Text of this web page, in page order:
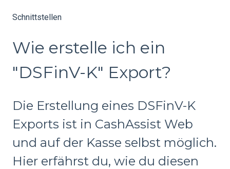
Schnittstellen
Wie erstelle ich ein
"DSFinV-K" Export?
Die Erstellung eines DSFinV-K
Exports ist in CashAssist Web
und auf der Kasse selbst möglich.
Hier erfährst du, wie du diesen